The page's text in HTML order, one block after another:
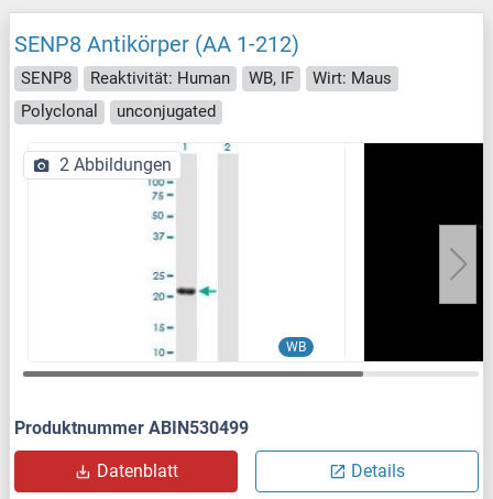
SENP8 Antikörper (AA 1-212)
SENP8 Reaktivität: Human WB, IF
Wirt: Maus
Polyclonal
unconjugated
WB
2 Abbildungen
Produktnummer ABIN530499
Datenblatt Details